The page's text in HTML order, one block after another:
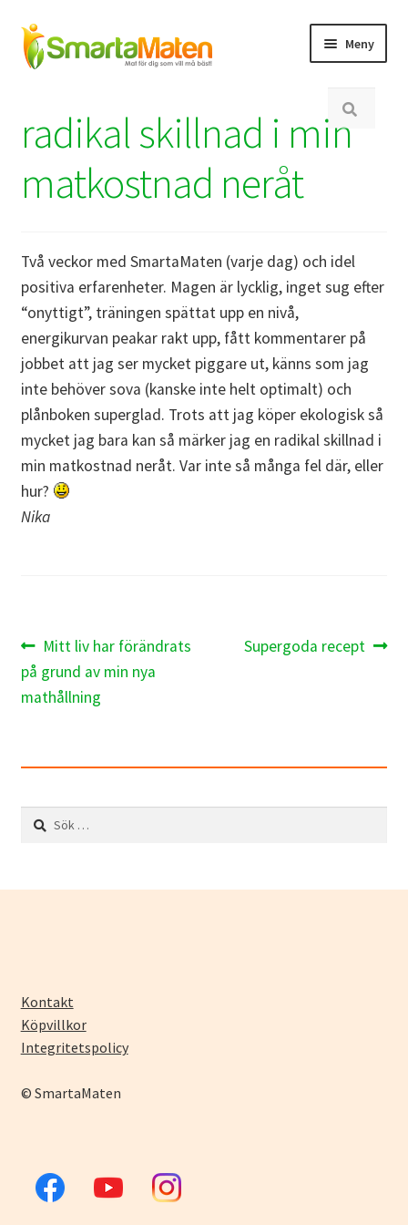
Hoppa
till
Hoppa
till
Meny
Bli medlem
Inspiration
Om
Butik
radikal skillnad i min
matkostnad neråt
Två veckor med SmartaMaten (varje dag) och idel
positiva erfarenheter. Magen är lycklig, inget sug efter
“onyttigt”, träningen spättat upp en nivå,
energikurvan peakar rakt upp, fått kommentarer på
jobbet att jag ser mycket piggare ut, känns som jag
inte behöver sova (kanske inte helt optimalt) och
plånboken superglad. Trots att jag köper ekologisk så
mycket jag bara kan så märker jag en radikal skillnad i
min matkostnad neråt. Var inte så många fel där, eller
hur?
Nika
Inläggsnavigering
Föregående
inlägg:
Mitt liv har förändrats
på grund av min nya
mathållning
Nästa
Supergoda recept
Sök
efter:
Kontakt
Köpvillkor
Integritetspolicy
© SmartaMaten
Sök
efter: